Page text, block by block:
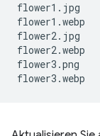
flower1.jpg
flower1.webp
flower2.jpg
flower2.webp
flower3.png